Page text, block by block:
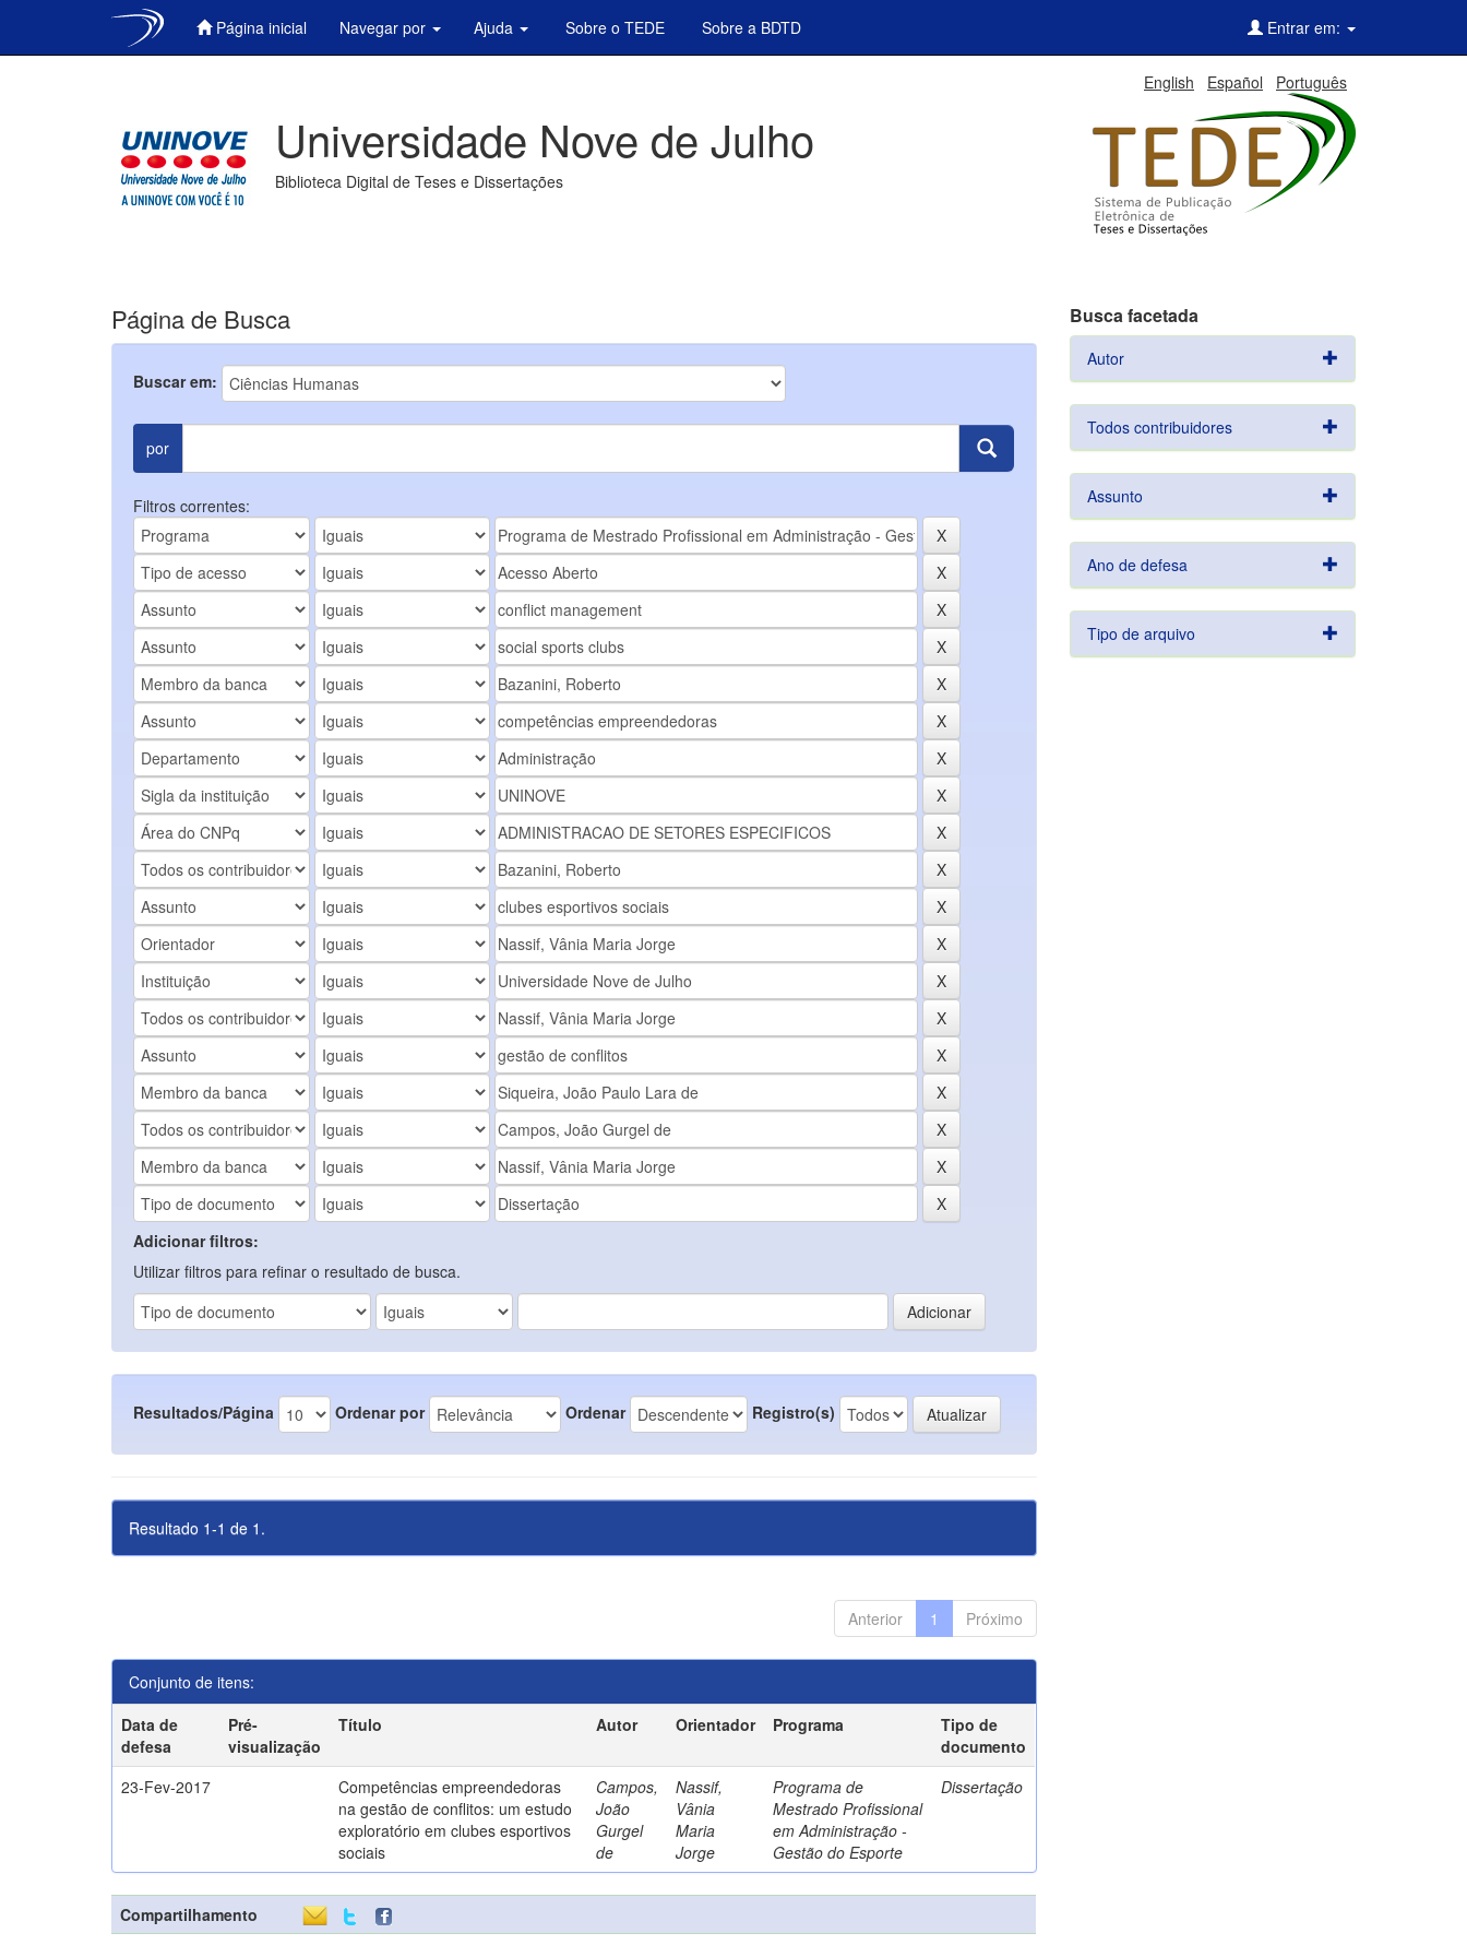
Página inicial Navegar por Ajuda Sobre o TEDE Sobre a BDTD Entrar em:
English Español Português
Universidade Nove de Julho
Biblioteca Digital de Teses e Dissertações
Página de Busca
Buscar em:
por
Filtros correntes:
Adicionar filtros:
Utilizar filtros para refinar o resultado de busca.
Resultados/Página Ordenar por Ordenar Registro(s)
Resultado 1-1 de 1.
Anterior 1 Próximo
Conjunto de itens:
Data de
defesa
Pré-
visualização
Título Autor Orientador Programa
Tipo de
documento
23-Fev-2017
Competências empreendedoras
na gestão de conflitos: um estudo
exploratório em clubes esportivos
sociais
Campos,
João
Gurgel
de
Nassif,
Vânia
Maria
Jorge
Programa de
Mestrado Profissional
em Administração -
Gestão do Esporte
Dissertação
Compartilhamento
Busca facetada
Autor
Todos contribuidores
Assunto
Ano de defesa
Tipo de arquivo